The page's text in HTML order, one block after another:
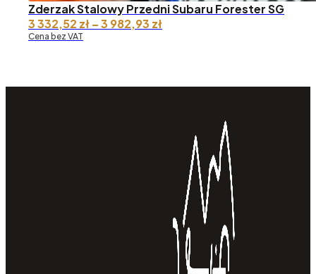
Zderzak Stalowy Przedni Subaru Forester SG
3 332,52 zł–3 982,93 złZakres
Cena bez VAT